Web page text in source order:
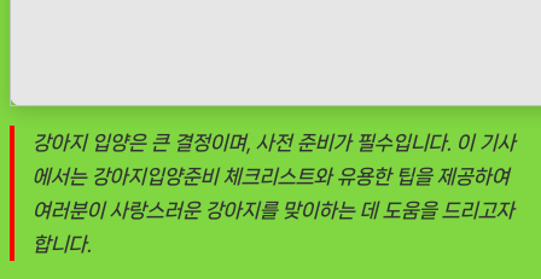
강아지 입양은 큰 결정이며, 사전 준비가 필수입니다. 이 기사
에서는 강아지입양준비 체크리스트와 유용한 팁을 제공하여
여러분이 사랑스러운 강아지를 맞이하는 데 도움을 드리고자
합니다.